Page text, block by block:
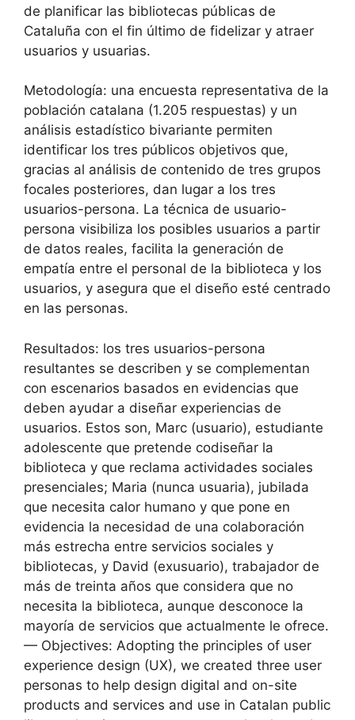
de planificar las bibliotecas públicas de
Cataluña con el fin último de fidelizar y atraer
usuarios y usuarias.
Metodología: una encuesta representativa de la
población catalana (1.205 respuestas) y un
análisis estadístico bivariante permiten
identificar los tres públicos objetivos que,
gracias al análisis de contenido de tres grupos
focales posteriores, dan lugar a los tres
usuarios-persona. La técnica de usuario-
persona visibiliza los posibles usuarios a partir
de datos reales, facilita la generación de
empatía entre el personal de la biblioteca y los
usuarios, y asegura que el diseño esté centrado
en las personas.
Resultados: los tres usuarios-persona
resultantes se describen y se complementan
con escenarios basados en evidencias que
deben ayudar a diseñar experiencias de
usuarios. Estos son, Marc (usuario), estudiante
adolescente que pretende codiseñar la
biblioteca y que reclama actividades sociales
presenciales; Maria (nunca usuaria), jubilada
que necesita calor humano y que pone en
evidencia la necesidad de una colaboración
más estrecha entre servicios sociales y
bibliotecas, y David (exusuario), trabajador de
más de treinta años que considera que no
necesita la biblioteca, aunque desconoce la
mayoría de servicios que actualmente le ofrece.
— Objectives: Adopting the principles of user
experience design (UX), we created three user
personas to help design digital and on-site
products and services and use in Catalan public